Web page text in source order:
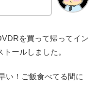
を買って帰ってイン
ールしました。
い！ご飯食べてる間に